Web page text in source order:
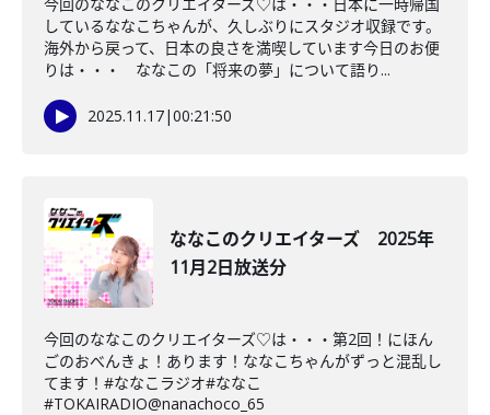
しているななこちゃんが、久しぶりにスタジオ収録です。
海外から戻って、日本の良さを満喫しています今日のお便
りは・・・ ななこの「将来の夢」について語り...
2025.11.17|00:21:50
ななこのクリエイターズ 2025年
11月2日放送分
今回のななこのクリエイターズ♡は・・・第2回！にほん
ごのおべんきょ！あります！ななこちゃんがずっと混乱し
てます！#ななこラジオ#ななこ
#TOKAIRADIO@nanachoco_65